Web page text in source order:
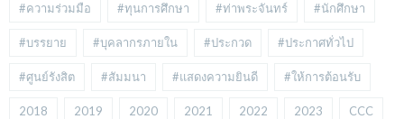
#ความร่วมมือ #ทุนการศึกษา #ท่าพระจันทร์ #นักศึกษา
#บรรยาย #บุคลากรภายใน #ประกวด #ประกาศทั่วไป
#ศูนย์รังสิต #สัมมนา #แสดงความยินดี #ให้การต้อนรับ
2018 2019 2020 2021 2022 2023 CCC